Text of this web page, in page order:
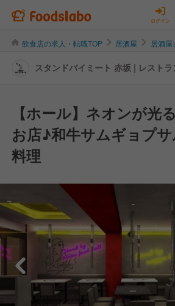
ログイン
飲食店の求人・転職TOP 居酒屋 居酒
スタンドバイミート 赤坂 | レスト
【ホール】ネオンが光
お店♪和牛サムギョプ
料理